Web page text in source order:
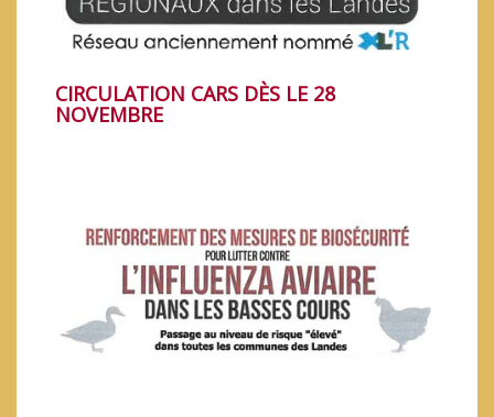
CIRCULATION CARS DÈS LE 28
NOVEMBRE
LE COMPTEUR LINKY